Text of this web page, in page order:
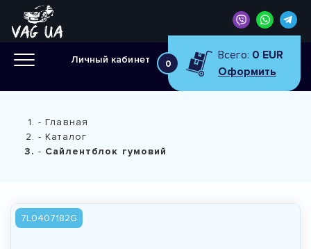
Личный кабинет 0
Всего: 0 EUR
Оформить
Главная
Каталог
Сайлентблок гумовий
7L0407182G